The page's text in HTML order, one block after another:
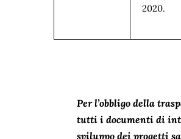
2020.
Per l’obbligo della
tutti i documenti di
sviluppo dei progetti